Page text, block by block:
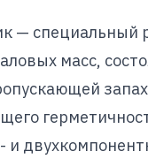
— специальный
масс,
и